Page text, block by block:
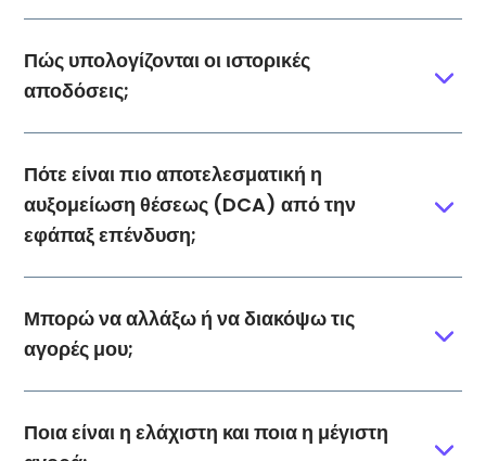
Πώς υπολογίζονται οι ιστορικές
αποδόσεις;
Πότε είναι πιο αποτελεσματική η
αυξομείωση θέσεως (DCA) από την
εφάπαξ επένδυση;
Μπορώ να αλλάξω ή να διακόψω τις
αγορές μου;
Ποια είναι η ελάχιστη και ποια η μέγιστη